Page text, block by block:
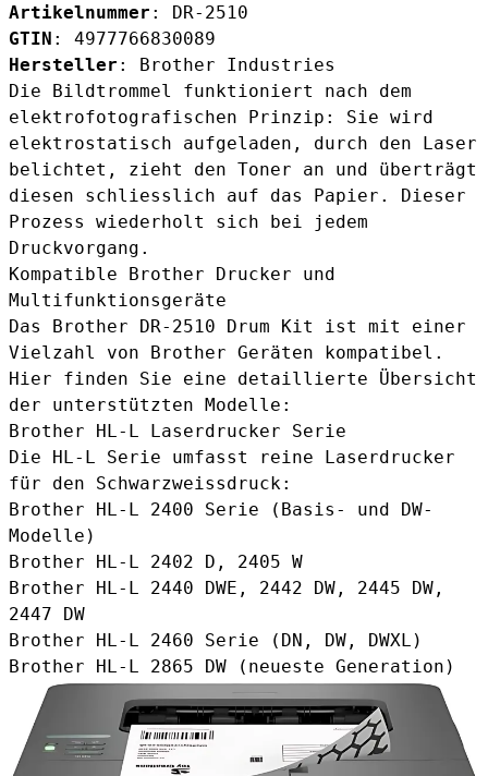
Artikelnummer : DR-2510
GTIN : 4977766830089
Hersteller : Brother Industries
Die Bildtrommel funktioniert nach dem
elektrofotografischen Prinzip: Sie wird
elektrostatisch aufgeladen, durch den Laser
belichtet, zieht den Toner an und überträgt
diesen schliesslich auf das Papier. Dieser
Prozess wiederholt sich bei jedem
Druckvorgang.
Kompatible Brother Drucker und
Multifunktionsgeräte
Das Brother DR-2510 Drum Kit ist mit einer
Vielzahl von Brother Geräten kompatibel.
Hier finden Sie eine detaillierte Übersicht
der unterstützten Modelle:
Brother HL-L Laserdrucker Serie
Die HL-L Serie umfasst reine Laserdrucker
für den Schwarzweissdruck:
Brother HL-L 2400 Serie (Basis- und DW-
Modelle)
Brother HL-L 2402 D, 2405 W
Brother HL-L 2440 DWE, 2442 DW, 2445 DW,
2447 DW
Brother HL-L 2460 Serie (DN, DW, DWXL)
Brother HL-L 2865 DW (neueste Generation)